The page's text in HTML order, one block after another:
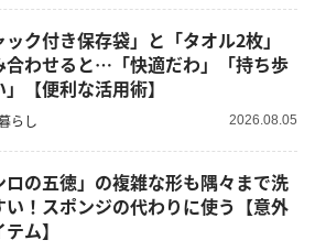
ック付き保存袋」と「タオル2枚」
合わせると…「快適だわ」「持ち歩
」【便利な活用術】
らし 2026.08.05
ロの五徳」の複雑な形も隅々まで洗
い！スポンジの代わりに使う【意外
ム】